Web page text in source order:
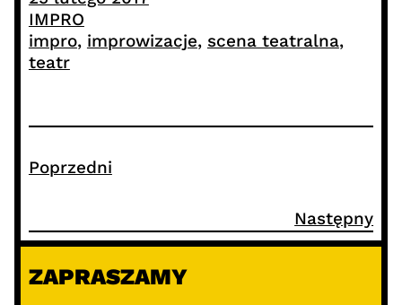
IMPRO
impro, improwizacje, scena teatralna ,
teatr
Poprzedni
Następny
ZAPRASZAMY